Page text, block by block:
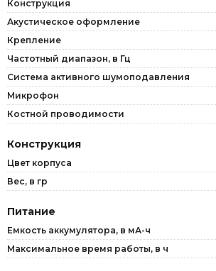
Конструкция
Акустическое оформление
Крепление
Частотный диапазон, в Гц
Система активного шумоподавления
Микрофон
Костной проводимости
Конструкция
Цвет корпуса
Вес, в гр
Питание
Емкость аккумулятора, в мА-ч
Максимальное время работы, в ч